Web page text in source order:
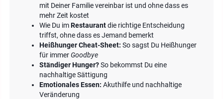
mit Deiner Familie vereinbar ist und ohne dass es
mehr Zeit kostet
Wie Du imRestaurantdie richtige Entscheidung
triffst, ohne dass es Jemand bemerkt
Heißhunger Cheat-Sheet: So sagst Du Heißhunger
für immerGoodbye
Ständiger Hunger?So bekommst Du eine
nachhaltige Sättigung
Emotionales Essen: Akuthilfe und nachhaltige
Veränderung